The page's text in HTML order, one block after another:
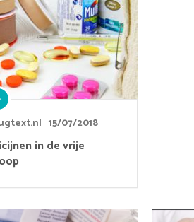
15/07/2018
in de vrije